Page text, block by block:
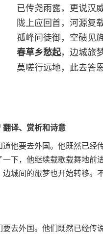
已传尧雨露，更说汉
陇上应回首，河源复
孤峰问徒御，空碛见旌
春草乡愁起，边城旅
莫嗟行远地，此去答
翻译、赏析和诗意
他要去外国。他既然已经
下，他继续载歌载舞地前
城间的旅梦也开始转移。
去外国。他们既然已经传